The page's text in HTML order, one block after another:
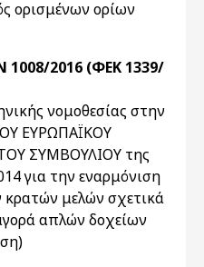
ορισμένων ορίων
1008/2016 (ΦΕΚ 1339/
νομοθεσίας στην
ΕΥΡΩΠΑΪΚΟΥ
ΣΥΜΒΟΥΛΙΟΥ της
για την εναρμόνιση
μελών σχετικά
απλών δοχείων